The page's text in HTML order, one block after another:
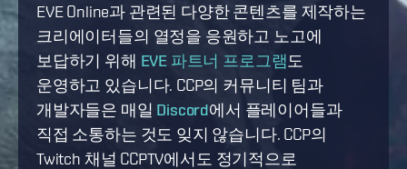
EVE Online과 관련된 다양한 콘텐츠를 제작하는
크리에이터들의 열정을 응원하고 노고에
보답하기 위해 EVE 파트너 프로그램도
운영하고 있습니다. CCP의 커뮤니티 팀과
개발자들은 매일 Discord에서 플레이어들과
직접 소통하는 것도 잊지 않습니다. CCP의
Twitch 채널 CCPTV에서도 정기적으로